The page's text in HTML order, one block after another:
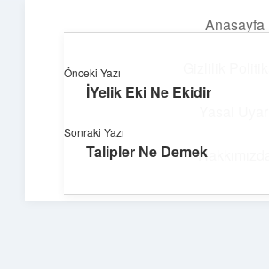
Anasayfa
Hakkımızda
Dijital dünyada keyifli bir
Önceki Yazı
İYelik Eki Ne Ekidir
Sonraki Yazı
Talipler Ne Demek